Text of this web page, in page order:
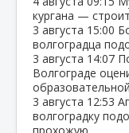
кургана —
3 августа 15:00
волгоградца
3 августа 14:07
Волгограде
3 августа 12:53
волгоградку